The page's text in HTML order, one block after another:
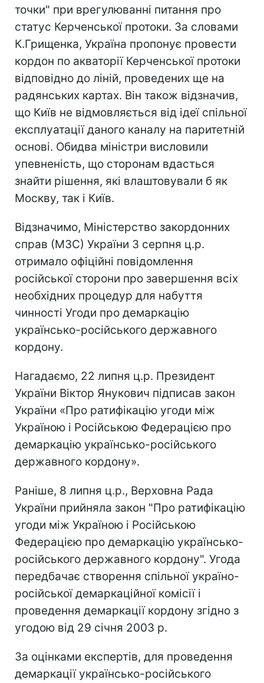
точки" при врегулюванні питання про
статус Керченської протоки. За словами
К.Грищенка, Україна пропонує провести
кордон по акваторії Керченської протоки
відповідно до ліній, проведених ще на
радянських картах. Він також відзначив,
що Київ не відмовляється від ідеї спільної
експлуатації даного каналу на паритетній
основі. Обидва міністри висловили
упевненість, що сторонам вдасться
знайти рішення, які влаштовували б як
Москву, так і Київ.
Відзначимо, Міністерство закордонних
справ (МЗС) України 3 серпня ц.р.
отримало офіційні повідомлення
російської сторони про завершення всіх
необхідних процедур для набуття
чинності Угоди про демаркацію
українсько-російського державного
кордону.
Нагадаємо, 22 липня ц.р. Президент
України Віктор Янукович підписав закон
України «Про ратифікацію угоди між
Україною і Російською Федерацією про
демаркацію українсько-російського
державного кордону».
Раніше, 8 липня ц.р., Верховна Рада
України прийняла закон "Про ратифікацію
угоди між Україною і Російською
Федерацією про демаркацію українсько-
російського державного кордону". Угода
передбачає створення спільної україно-
російської демаркаційної комісії і
проведення демаркації кордону згідно з
угодою від 29 січня 2003 р.
За оцінками експертів, для проведення
демаркації українсько-російського